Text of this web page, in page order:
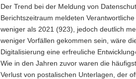
Der Trend bei der Meldung von
Berichtszeitraum meldeten
weniger als 2021 (923), jedoch deutlich
weniger Vorfällen gekommen sein, wäre
Digitalisierung eine erfreuliche
Wie in den Jahren zuvor waren die
Verlust von postalischen Unterlagen, der